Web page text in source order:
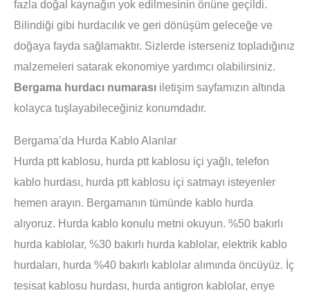
fazla doğal kaynağın yok edilmesinin önüne geçildi.
Bilindiği gibi hurdacılık ve geri dönüşüm geleceğe ve
doğaya fayda sağlamaktır. Sizlerde isterseniz topladığınız
malzemeleri satarak ekonomiye yardımcı olabilirsiniz.
Bergama hurdacı numarası iletişim sayfamızın altında
kolayca tuşlayabileceğiniz konumdadır.
Bergama’da Hurda Kablo Alanlar
Hurda ptt kablosu, hurda ptt kablosu içi yağlı, telefon
kablo hurdası, hurda ptt kablosu içi satmayı isteyenler
hemen arayın. Bergamanın tümünde kablo hurda
alıyoruz. Hurda kablo konulu metni okuyun. %50 bakırlı
hurda kablolar, %30 bakırlı hurda kablolar, elektrik kablo
hurdaları, hurda %40 bakırlı kablolar alımında öncüyüz. İç
tesisat kablosu hurdası, hurda antigron kablolar, enye